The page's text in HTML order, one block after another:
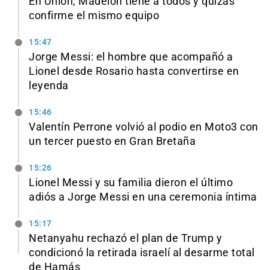
confirme el mismo equipo
15:47
Jorge Messi: el hombre que acompañó a
Lionel desde Rosario hasta convertirse en
leyenda
15:46
Valentín Perrone volvió al podio en Moto3 con
un tercer puesto en Gran Bretaña
15:26
Lionel Messi y su familia dieron el último
adiós a Jorge Messi en una ceremonia íntima
15:17
Netanyahu rechazó el plan de Trump y
condicionó la retirada israelí al desarme total
de Hamás